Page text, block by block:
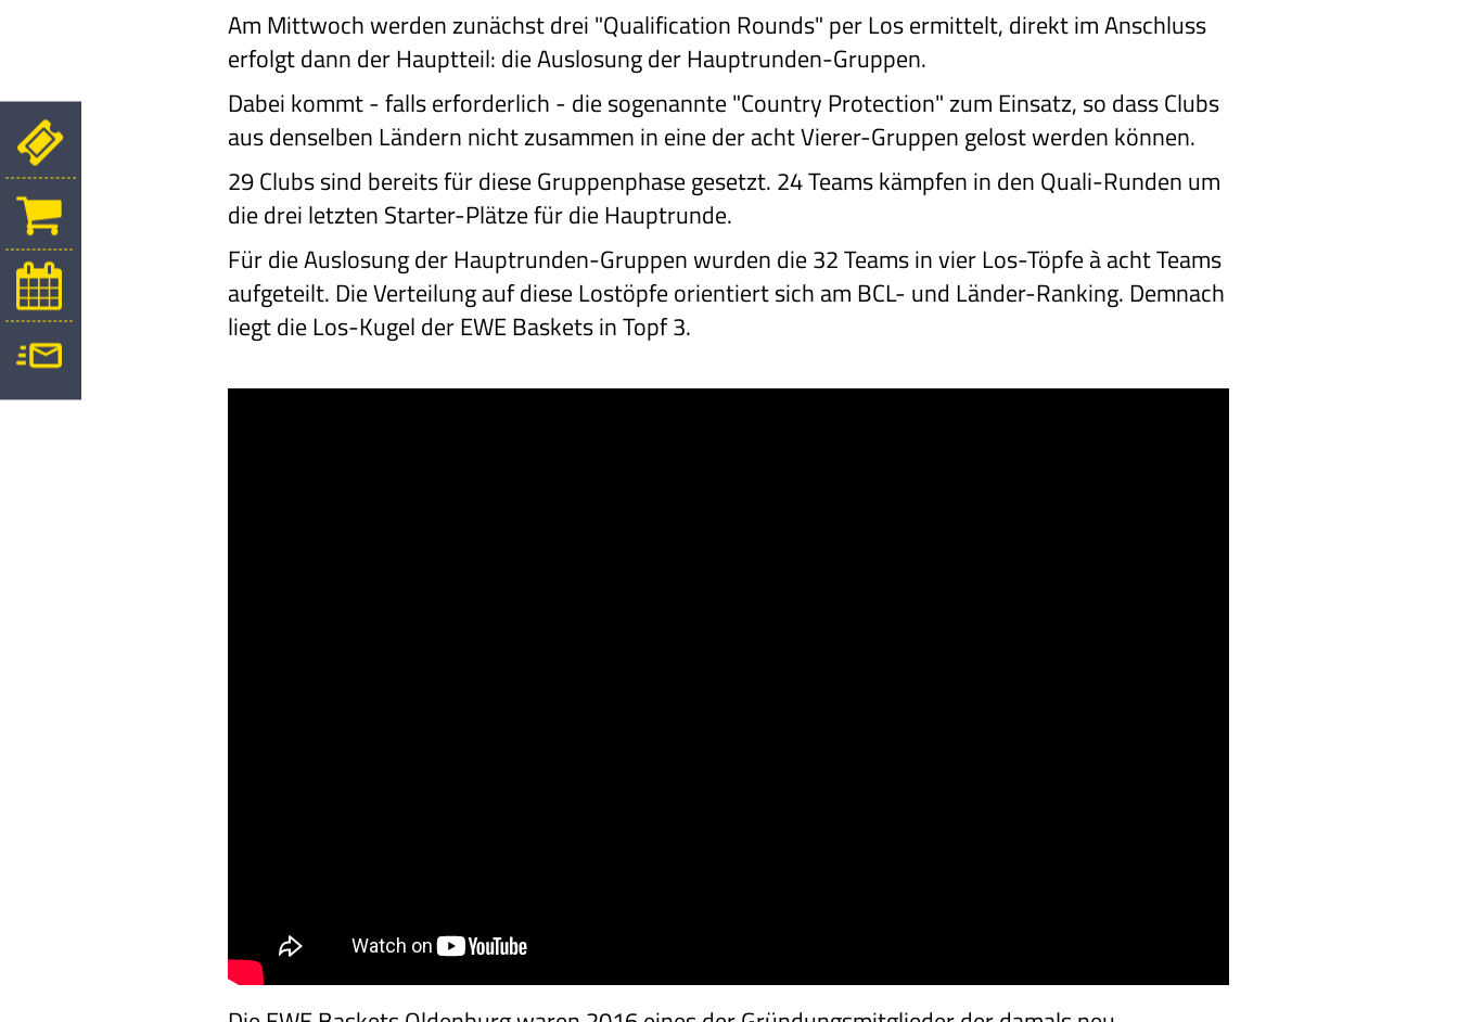
Am Mittwoch werden zunächst drei "Qualification Rounds" per Los ermittelt, direkt im Anschluss
erfolgt dann der Hauptteil: die Auslosung der Hauptrunden-Gruppen.
Dabei kommt - falls erforderlich - die sogenannte "Country Protection" zum Einsatz, so dass Clubs
aus denselben Ländern nicht zusammen in eine der acht Vierer-Gruppen gelost werden können.
29 Clubs sind bereits für diese Gruppenphase gesetzt. 24 Teams kämpfen in den Quali-Runden um
die drei letzten Starter-Plätze für die Hauptrunde.
Für die Auslosung der Hauptrunden-Gruppen wurden die 32 Teams in vier Los-Töpfe à acht Teams
aufgeteilt. Die Verteilung auf diese Lostöpfe orientiert sich am BCL- und Länder-Ranking. Demnach
liegt die Los-Kugel der EWE Baskets in Topf 3.